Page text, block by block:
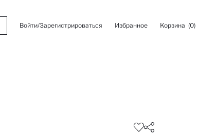
Войти/Зарегистрироваться Избранное Корзина (0)